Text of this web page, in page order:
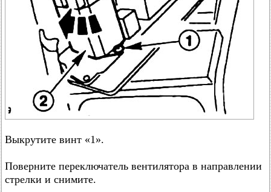
Выкрутите винт «1».
Поверните переключатель вентилятора в направлении
стрелки и снимите.